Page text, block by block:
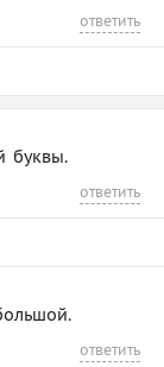
ответить
буквы.
ответить
ответить